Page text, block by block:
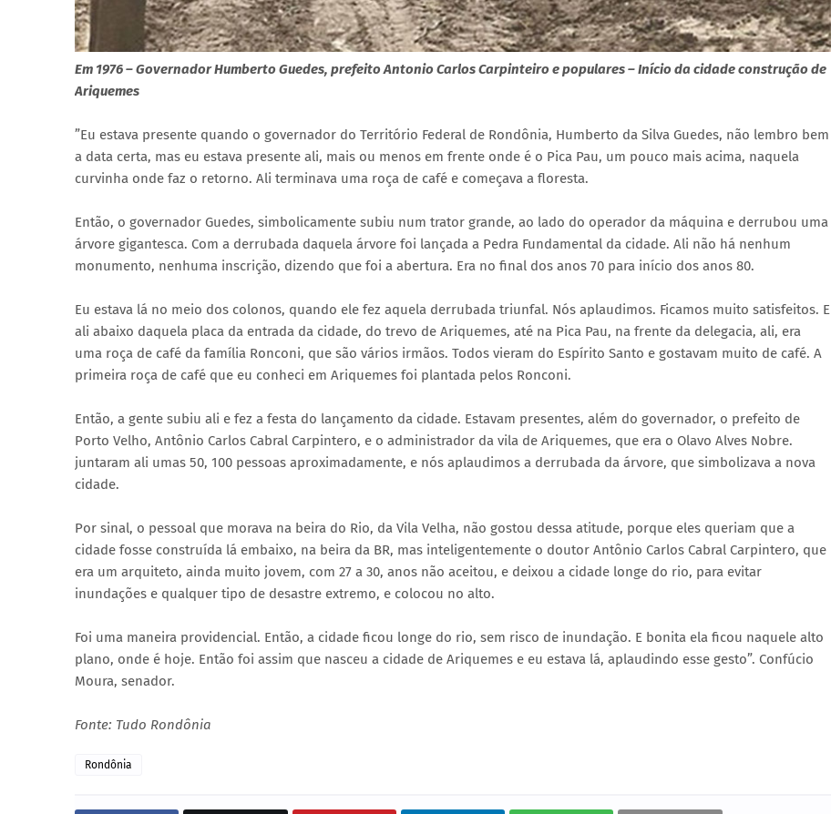
Em 1976 – Governador Humberto Guedes, prefeito Antonio Carlos Carpinteiro e populares – Início da cidade construção de
Ariquemes
”Eu estava presente quando o governador do Território Federal de Rondônia, Humberto da Silva Guedes, não lembro bem
a data certa, mas eu estava presente ali, mais ou menos em frente onde é o Pica Pau, um pouco mais acima, naquela
curvinha onde faz o retorno. Ali terminava uma roça de café e começava a floresta.
Então, o governador Guedes, simbolicamente subiu num trator grande, ao lado do operador da máquina e derrubou uma
árvore gigantesca. Com a derrubada daquela árvore foi lançada a Pedra Fundamental da cidade. Ali não há nenhum
monumento, nenhuma inscrição, dizendo que foi a abertura. Era no final dos anos 70 para início dos anos 80.
Eu estava lá no meio dos colonos, quando ele fez aquela derrubada triunfal. Nós aplaudimos. Ficamos muito satisfeitos. E
ali abaixo daquela placa da entrada da cidade, do trevo de Ariquemes, até na Pica Pau, na frente da delegacia, ali, era
uma roça de café da família Ronconi, que são vários irmãos. Todos vieram do Espírito Santo e gostavam muito de café. A
primeira roça de café que eu conheci em Ariquemes foi plantada pelos Ronconi.
Então, a gente subiu ali e fez a festa do lançamento da cidade. Estavam presentes, além do governador, o prefeito de
Porto Velho, Antônio Carlos Cabral Carpintero, e o administrador da vila de Ariquemes, que era o Olavo Alves Nobre.
juntaram ali umas 50, 100 pessoas aproximadamente, e nós aplaudimos a derrubada da árvore, que simbolizava a nova
cidade.
Por sinal, o pessoal que morava na beira do Rio, da Vila Velha, não gostou dessa atitude, porque eles queriam que a
cidade fosse construída lá embaixo, na beira da BR, mas inteligentemente o doutor Antônio Carlos Cabral Carpintero, que
era um arquiteto, ainda muito jovem, com 27 a 30, anos não aceitou, e deixou a cidade longe do rio, para evitar
inundações e qualquer tipo de desastre extremo, e colocou no alto.
Foi uma maneira providencial. Então, a cidade ficou longe do rio, sem risco de inundação. E bonita ela ficou naquele alto
plano, onde é hoje. Então foi assim que nasceu a cidade de Ariquemes e eu estava lá, aplaudindo esse gesto”. Confúcio
Moura, senador.
Fonte: Tudo Rondônia
Rondônia